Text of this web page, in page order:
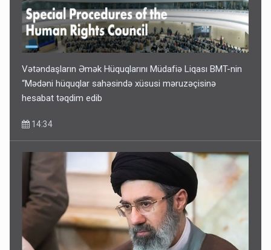
Vətəndaşların Əmək Hüquqlarını Müdafiə Liqası BMT-nin
“Mədəni hüquqlar sahəsində xüsusi məruzəçisinə
hesabat təqdim edib
14:34